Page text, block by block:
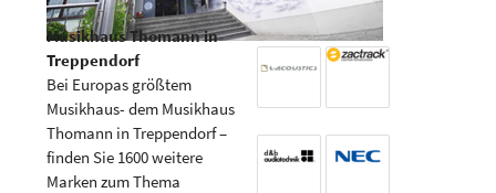
Musikhaus Thomann in
Treppendorf
Bei Europas größtem
Musikhaus- dem Musikhaus
Thomann in Treppendorf –
finden Sie 1600 weitere
Marken zum Thema